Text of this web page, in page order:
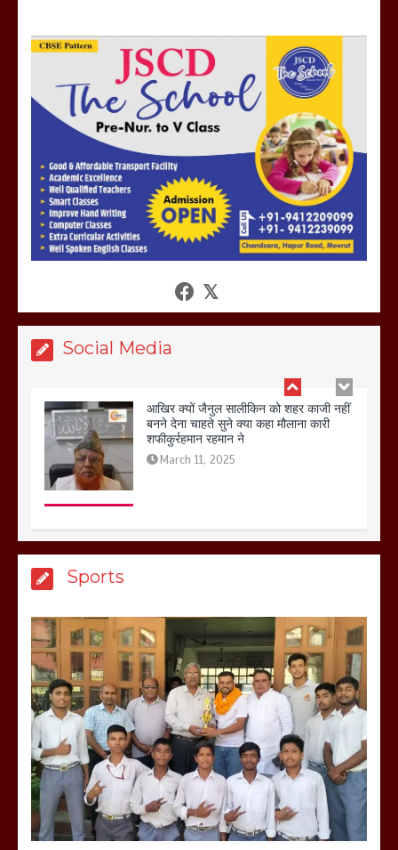
Social Media
मेरठ सुराजकुंड शमशान घाट में चिता से अस्थि
उठाकर खाते कुत्ते का वीडियो इंटरनेट पर जमकर
हो रहा वायरल
March 6, 2025
होलिका रखने पर लात मार कर होलिका को किया
गलोच ,कहा अगर रखी गई होली तो होगा खून
आखिर क्यों जैनुल सालीकिन को शहर काजी नहीं
बनने देना चाहते सुने क्या कहा मौलाना कारी
शफीकुर्रहमान रहमान ने
March 11, 2025
मेरठ सुराजकुंड शमशान घाट में चिता से अस्थि
उठाकर खाते कुत्ते का वीडियो इंटरनेट पर जमकर
हो रहा वायरल
March 6, 2025
Sports